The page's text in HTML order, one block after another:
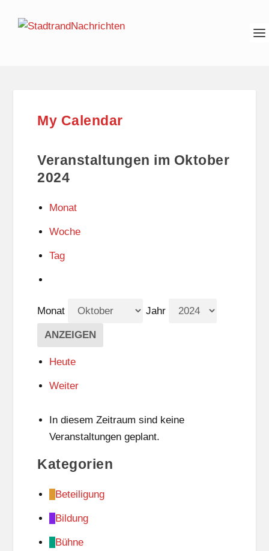
My Calendar
Veranstaltungen im Oktober
2024
Monat
Woche
Tag
Monat Jahr
Heute
Weiter
In diesem Zeitraum sind keine
Veranstaltungen geplant.
Kategorien
Beteiligung
Bildung
Bühne